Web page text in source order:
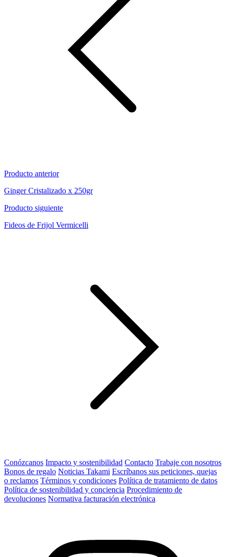
Producto anterior
Ginger Cristalizado x 250gr
Producto siguiente
Fideos de Frijol Vermicelli
Conózcanos Impacto y sostenibilidad Contacto Trabaje con nosotros
Bonos de regalo Noticias Takami Escríbanos sus peticiones, quejas
o reclamos Términos y condiciones Política de tratamiento de datos
Política de sostenibilidad y conciencia Procedimiento de
devoluciones Normativa facturación electrónica